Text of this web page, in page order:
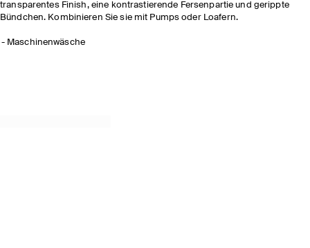
transparentes Finish, eine kontrastierende Fersenpartie und gerippte
Bündchen. Kombinieren Sie sie mit Pumps oder Loafern.
Maschinenwäsche